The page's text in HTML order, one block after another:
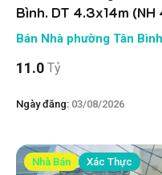
Bình. DT 4.3x14m
Bán Nhà phường Tân Bình
11.0 Tỷ
Ngày đăng: 03/08/2026
Nhà Bán Xác Thực